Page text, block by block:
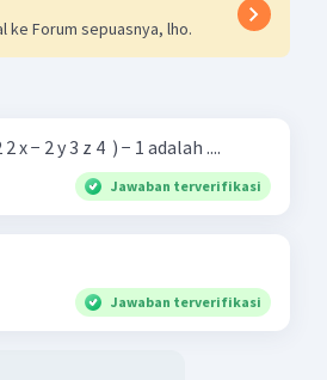
ke Forum sepuasnya, lho.
− 2 y 3 z 4 ​ ) − 1 adalah ....
Jawaban terverifikasi
Jawaban terverifikasi